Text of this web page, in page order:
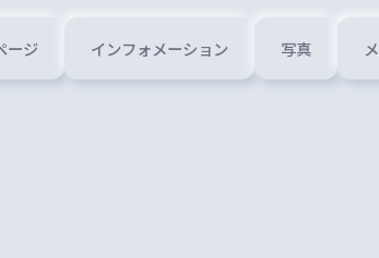
ージ インフォメーション 写真